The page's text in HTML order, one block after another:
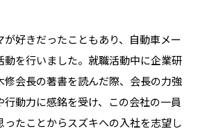
好きだったこともあり、自動車メー
動を行いました。就職活動中に企業研
修会長の著書を読んだ際、会長の力強
行動力に感銘を受け、この会社の一員
ったことからスズキへの入社を志望し